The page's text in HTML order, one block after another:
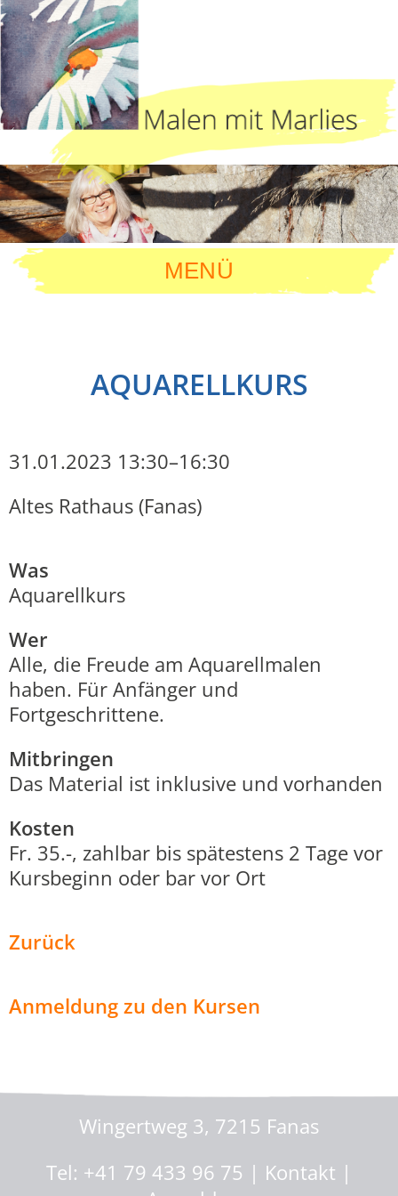
MENÜ
AQUARELLKURS
31.01.2023 13:30–16:30
Altes Rathaus (Fanas)
Was
Aquarellkurs
Wer
Alle, die Freude am Aquarellmalen
haben. Für Anfänger und
Fortgeschrittene.
Mitbringen
Das Material ist inklusive und vorhanden
Kosten
Fr. 35.-, zahlbar bis spätestens 2 Tage vor
Kursbeginn oder bar vor Ort
Zurück
Anmeldung zu den Kursen
Wingertweg 3, 7215 Fanas
Tel: +41 79 433 96 75 | Kontakt |